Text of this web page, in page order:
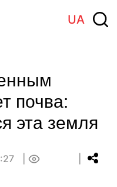
UA
почва:
эта земля